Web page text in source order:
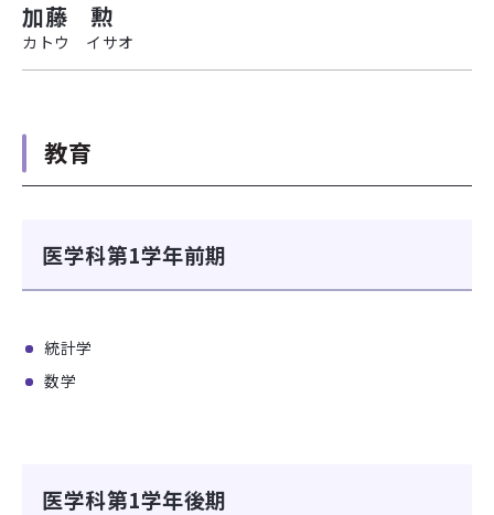
加藤 勲
カトウ イサオ
教育
医学科第1学年前期
統計学
数学
医学科第1学年後期